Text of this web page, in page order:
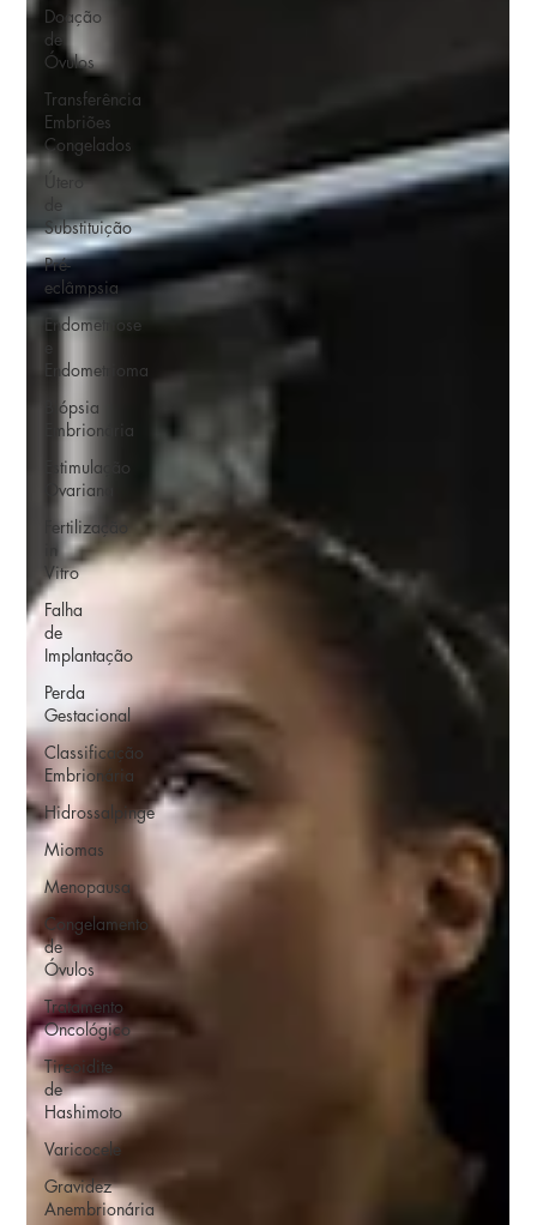
Doação
de
Óvulos
Transferência
Embriões
Congelados
Útero
de
Substituição
Pré-
eclâmpsia
Endometriose
e
Endometrioma
Biópsia
Embrionária
Estimulação
Ovariana
Fertilização
Vitro
Falha
de
Implantação
Perda
Gestacional
Classificação
Embrionária
Hidrossalpinge
Miomas
Menopausa
Congelamento
de
Óvulos
Tratamento
Oncológico
Tireoidite
de
Hashimoto
Varicocele
Gravidez
Anembrionária